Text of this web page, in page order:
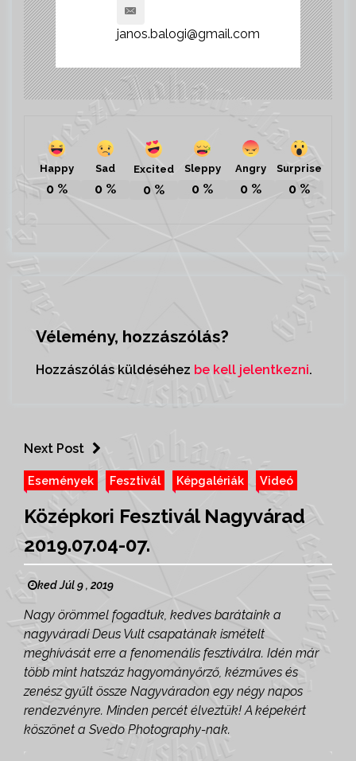
janos.balogi@gmail.com
Happy
0 %
Sad
0 %
Excited
0 %
Sleppy
0 %
Angry
0 %
Surprise
0 %
Vélemény, hozzászólás?
Hozzászólás küldéséhez be kell jelentkezni.
Next Post
Események Fesztivál Képgalériák Videó
Középkori Fesztivál Nagyvárad
2019.07.04-07.
ked Júl 9 , 2019
Nagy örömmel fogadtuk, kedves barátaink a
nagyváradi Deus Vult csapatának ismételt
meghívását erre a fenomenális fesztiválra. Idén már
több mint hatszáz hagyományőrző, kézműves és
zenész gyűlt össze Nagyváradon egy négy napos
rendezvényre. Minden percét élveztük! A képekért
köszönet a Svedo Photography-nak.